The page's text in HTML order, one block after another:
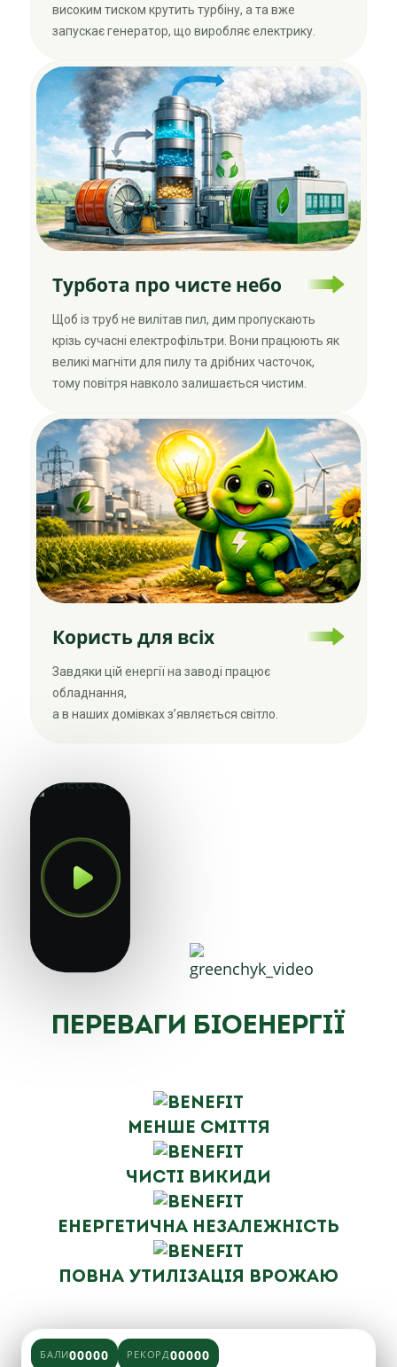
високим тиском крутить турбіну, а та вже
запускає генератор, що виробляє електрику.
Турбота про чисте небо
Щоб із труб не вилітав пил, дим пропускають
крізь сучасні електрофільтри. Вони працюють як
великі магніти для пилу та дрібних часточок,
тому повітря навколо залишається чистим.
Користь для всіх
Завдяки цій енергії на заводі працює
обладнання,
а в наших домівках з’являється світло.
Переваги біоенергії
Менше сміття
Чисті викиди
Енергетична незалежність
Повна утилізація врожаю
БАЛИ00000 РЕКОРД00000